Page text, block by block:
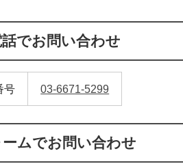
でお問い合わせ
号 03-6671-5299
ームでお問い合わせ